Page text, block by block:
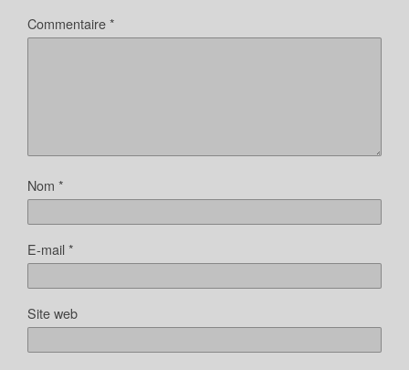
Commentaire*
Nom *
E-mail*
Site web